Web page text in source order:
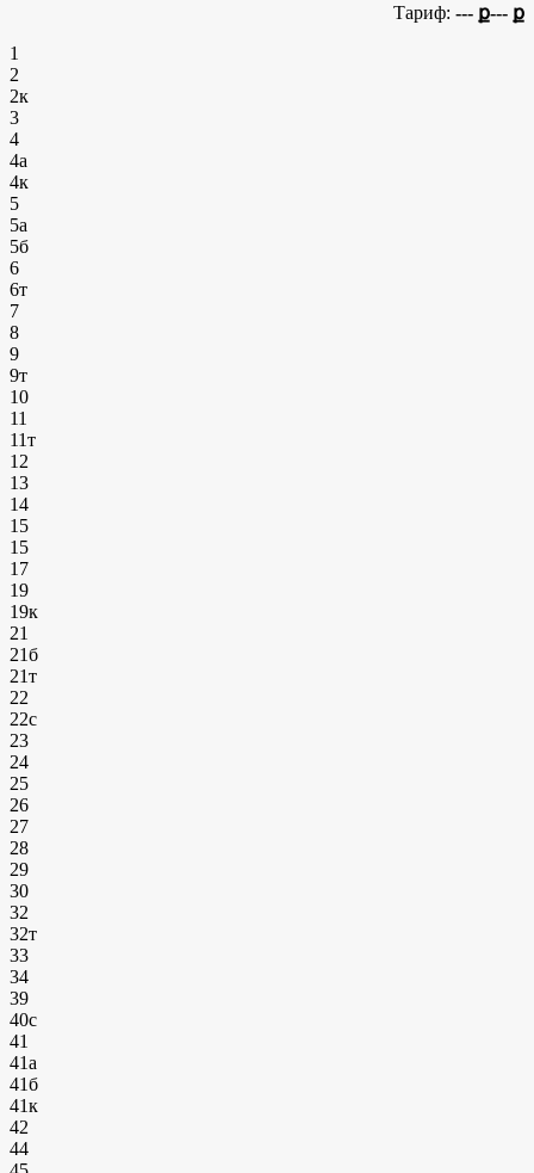
Тариф: --- ք--- ք
1
2
2к
3
4
4а
4к
5
5а
5б
6
6т
7
8
9
9т
10
11
11т
12
13
14
15
15
17
19
19к
21
21б
21т
22
22с
23
24
25
26
27
28
29
30
32
32т
33
34
39
40с
41
41а
41б
41к
42
44